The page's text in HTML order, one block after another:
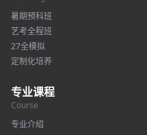
暑期预科班
艺考全程班
27全模拟
定制化培养
专业课程
Course
专业介绍